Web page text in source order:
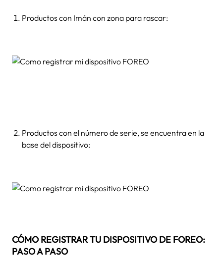
Productos con Imán con zona para rascar:
Productos con el número de serie, se encuentra en la
base del dispositivo:
CÓMO REGISTRAR TU DISPOSITIVO DE FOREO:
PASO A PASO